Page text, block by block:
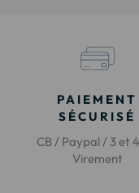
PAIEMENT
SÉCURISÉ
CB / Paypal / 3 et
Virement